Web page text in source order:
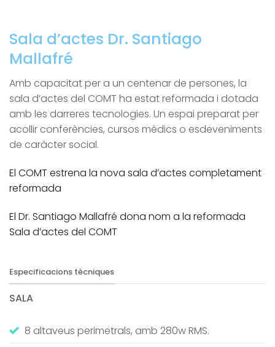
Sala d’actes Dr. Santiago
Mallafré
Amb capacitat per a un centenar de persones, la
sala d’actes del COMT ha estat reformada i dotada
amb les darreres tecnologies. Un espai preparat per
acollir conferències, cursos mèdics o esdeveniments
de caràcter social.
El COMT estrena la nova sala d’actes completament
reformada
El Dr. Santiago Mallafré dona nom a la reformada
Sala d’actes del COMT
Especificacions tècniques
SALA
8 altaveus perimetrals, amb 280w RMS.